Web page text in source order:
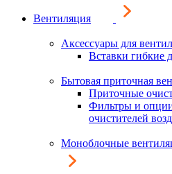
Вентиляция
Аксессуары для
Вставки гибкие
Бытовая приточная
Приточные
Фильтры и
очистителей
Моноблочные